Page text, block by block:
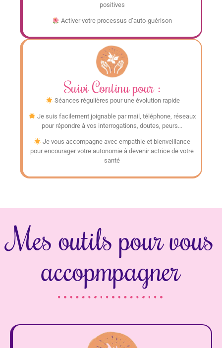
positives
Activer votre processus d’auto-guérison
Suivi Continu pour :
Séances régulières pour une évolution rapide
Je suis facilement joignable par mail, téléphone, réseaux
pour répondre à vos interrogations, doutes, peurs…
Je vous accompagne avec empathie et bienveillance
pour encourager votre autonomie à devenir actrice de votre
santé
Mes outils pour vous
accopmpagner